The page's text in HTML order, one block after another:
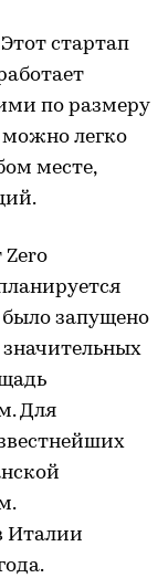
стартап
по размеру
легко
месте,
было запущено
Для
Италии